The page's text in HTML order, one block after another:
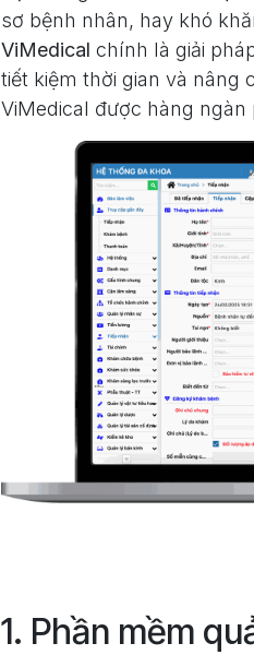
sơ bệnh nhân, hay khó
ViMedical chính là giải
tiết kiệm thời gian và nâng
ViMedical được hàng
1. Phần mềm